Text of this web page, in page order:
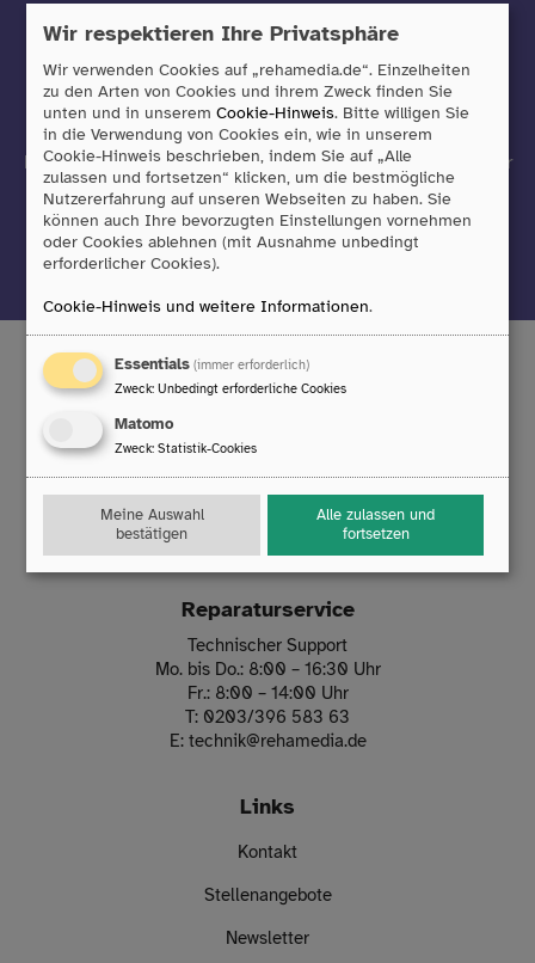
Mit unserem Newsletter sind Sie
immer auf dem neuesten Stand
Sie möchten über neue Produkte informiert werden oder
einfach immer auf dem neuesten Stand sein?
Dann freuen wir uns, wenn Sie sich zu unserem Newsletter
anmelden!
Jetzt anmelden
Friedrich-Ebert-Straße 134
47229 Duisburg
T:0203/396 583 0
F:0203/393 444 98
E:
rehamedia.de
Reparaturservice
Technischer Support
Mo. bis Do.: 8:00 – 16:30 Uhr
Fr.: 8:00 – 14:00 Uhr
T: 0203/396 583 63
E: technik@rehamedia.de
Links
Kontakt
Stellenangebote
Newsletter
Wir respektieren Ihre Privatsphäre
Wir verwenden Cookies auf „rehamedia.de“. Einzelheiten
zu den Arten von Cookies und ihrem Zweck finden Sie
unten und in unseremCookie-Hinweis. Bitte willigen Sie
in die Verwendung von Cookies ein, wie in unserem
Cookie-Hinweis beschrieben, indem Sie auf „Alle
zulassen und fortsetzen“ klicken, um die bestmögliche
Nutzererfahrung auf unseren Webseiten zu haben. Sie
können auch Ihre bevorzugten Einstellungen vornehmen
oder Cookies ablehnen (mit Ausnahme unbedingt
erforderlicher Cookies).
Cookie-Hinweis und weitere Informationen.
Essentials (immer erforderlich)
Zweck: Unbedingt erforderliche Cookies
Matomo
Zweck: Statistik-Cookies
Meine Auswahl
bestätigen
Alle zulassen und
fortsetzen